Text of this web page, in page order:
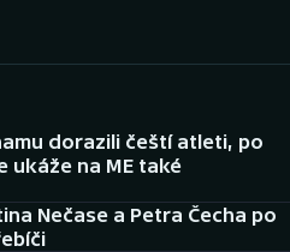
dorazili čeští atleti, po
ukáže na ME také
Nečase a Petra Čecha po